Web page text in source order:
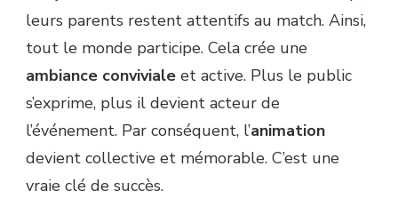
leurs parents restent attentifs au match. Ainsi,
tout le monde participe. Cela crée une
ambiance conviviale et active. Plus le public
s’exprime, plus il devient acteur de
l’événement. Par conséquent, l’animation
devient collective et mémorable. C’est une
vraie clé de succès.